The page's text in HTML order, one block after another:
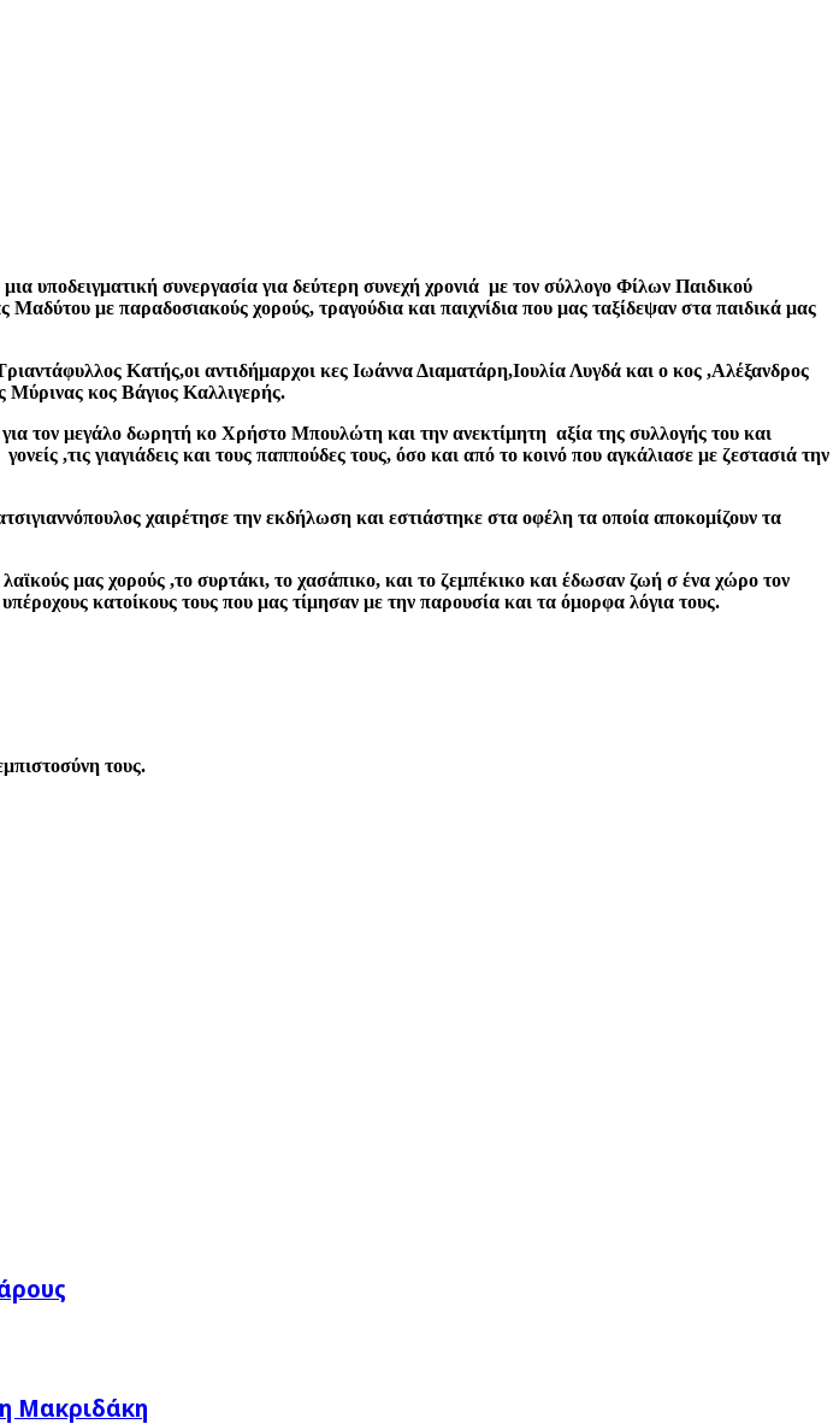
συνεργασία για δεύτερη συνεχή χρονιά με τον σύλλογο Φίλων Παιδικού
με παραδοσιακούς χορούς, τραγούδια και παιχνίδια που μας ταξίδεψαν στα παιδικά μας
Κατής,οι αντιδήμαρχοι κες Ιωάννα Διαματάρη,Ιουλία Λυγδά και ο κος ,Αλέξανδρος
κος Βάγιος Καλλιγερής.
τον μεγάλο δωρητή κο Χρήστο Μπουλώτη και την ανεκτίμητη αξία της συλλογής του και
,τις γιαγιάδεις και τους παππούδες τους, όσο και από το κοινό που αγκάλιασε με ζεστασιά την
χαιρέτησε την εκδήλωση και εστιάστηκε στα οφέλη τα οποία αποκομίζουν τα
μας χορούς ,το συρτάκι, το χασάπικο, και το ζεμπέκικο και έδωσαν ζωή σ ένα χώρο τον
κατοίκους τους που μας τίμησαν με την παρουσία και τα όμορφα λόγια τους.
τους.
Μακριδάκη